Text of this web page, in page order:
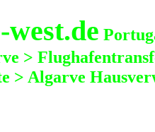
>
> Algarve